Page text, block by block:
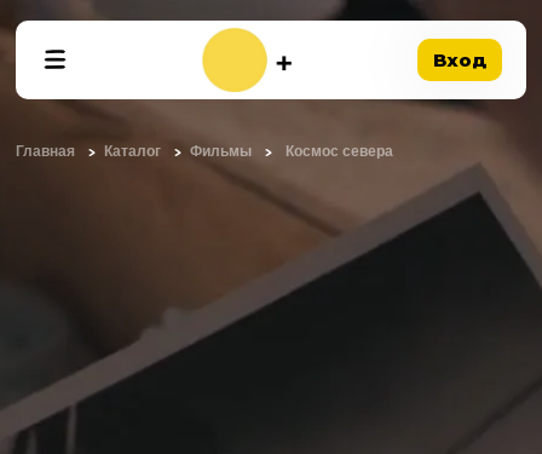
Вход
Главная Каталог Фильмы Космос севера